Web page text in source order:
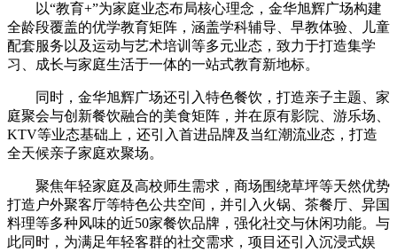
以“教育+”为家庭业态布局核心理念，金华旭辉广场构建
全龄段覆盖的优学教育矩阵，涵盖学科辅导、早教体验、儿童
配套服务以及运动与艺术培训等多元业态，致力于打造集学
习、成长与家庭生活于一体的一站式教育新地标。
同时，金华旭辉广场还引入特色餐饮，打造亲子主题、家
庭聚会与创新餐饮融合的美食矩阵，并在原有影院、游乐场、
KTV等业态基础上，还引入首进品牌及当红潮流业态，打造
全天候亲子家庭欢聚场。
聚焦年轻家庭及高校师生需求，商场围绕草坪等天然优势
打造户外聚客厅等特色公共空间，并引入火锅、茶餐厅、异国
料理等多种风味的近50家餐饮品牌，强化社交与休闲功能。与
此同时，为满足年轻客群的社交需求，项目还引入沉浸式娱